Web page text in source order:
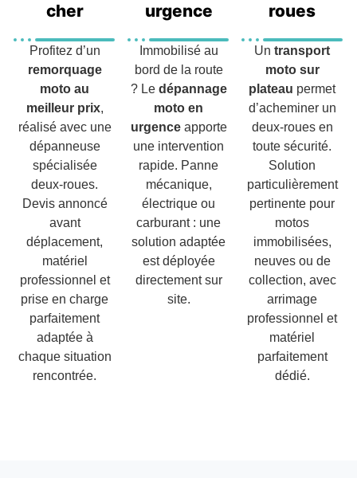
cher
Profitez d’un
remorquage
moto au
meilleur prix,
réalisé avec une
dépanneuse
spécialisée
deux-roues.
Devis annoncé
avant
déplacement,
matériel
professionnel et
prise en charge
parfaitement
adaptée à
chaque situation
rencontrée.
urgence
Immobilisé au
bord de la route
? Le dépannage
moto en
urgenceapporte
une intervention
rapide. Panne
mécanique,
électrique ou
carburant : une
solution adaptée
est déployée
directement sur
site.
roues
Untransport
moto sur
plateau permet
d’acheminer un
deux-roues en
toute sécurité.
Solution
particulièrement
pertinente pour
motos
immobilisées,
neuves ou de
collection, avec
arrimage
professionnel et
matériel
parfaitement
dédié.